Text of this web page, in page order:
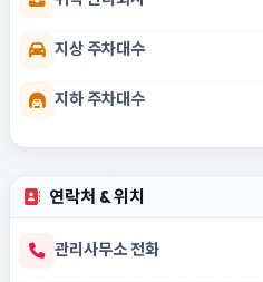
지상 주차대수
지하 주차대수
연락처 & 위치
관리사무소 전화